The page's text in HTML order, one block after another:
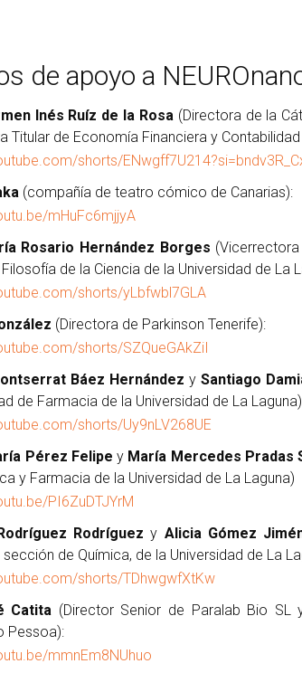
de apoyo a
Inés Ruíz de la Rosa (Directora de la
Titular de Economía Financiera y
shorts/
(compañía de teatro cómico de Canarias):
mHuFc6mjjyA
Rosario Hernández Borges
de la Ciencia de la Universidad de La
shorts/yLbfwbl7GLA
(Directora de Parkinson Tenerife):
shorts/SZQueGAkZiI
Báez Hernández y Santiago
de Farmacia de la Universidad de La
shorts/Uy9nLV268UE
Pérez Felipe y María Mercedes Pradas
y Farmacia de la Universidad de La Laguna)
PI6ZuDTJYrM
Rodríguez y Alicia Gómez
sección de Química, de la Universidad de La
shorts/TDhwgwfXtKw
Catita (Director Senior de Paralab Bio SL
Pessoa):
mmnEm8NUhuo